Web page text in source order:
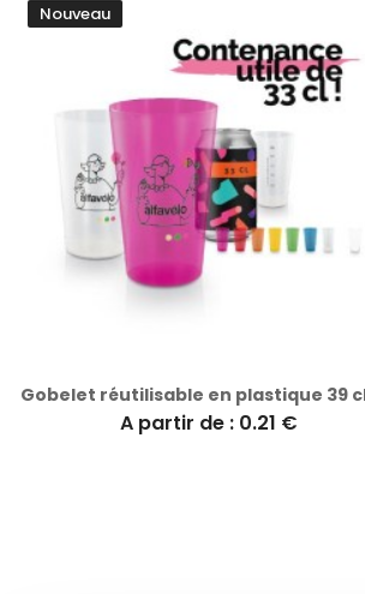
Nouveau
A partir de : 0.21 €